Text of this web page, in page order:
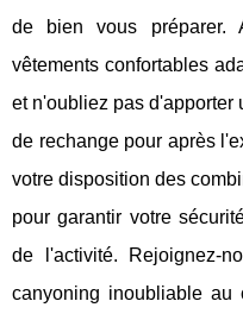
de bien vous préparer.
vêtements confortables
et n'oubliez pas d'apporter
de rechange pour après
votre disposition des
pour garantir votre
de l'activité. Rejoignez-
canyoning inoubliable